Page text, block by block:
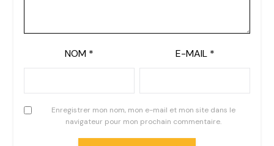
NOM * E-MAIL *
Enregistrer mon nom, mon e-mail et mon site dans le
navigateur pour mon prochain commentaire.